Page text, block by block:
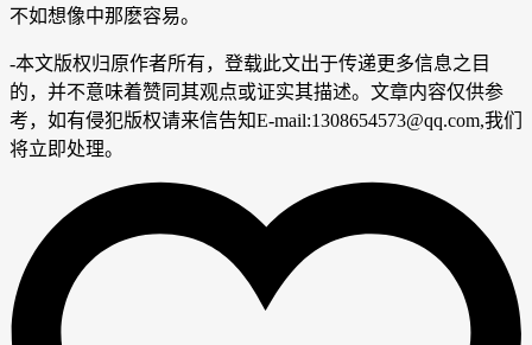
不如想像中那麽容易。
-本文版权归原作者所有，登载此文出于传递更多信息之目
的，并不意味着赞同其观点或证实其描述。文章内容仅供参
考，如有侵犯版权请来信告知E-mail:1308654573@qq.com,我们
将立即处理。